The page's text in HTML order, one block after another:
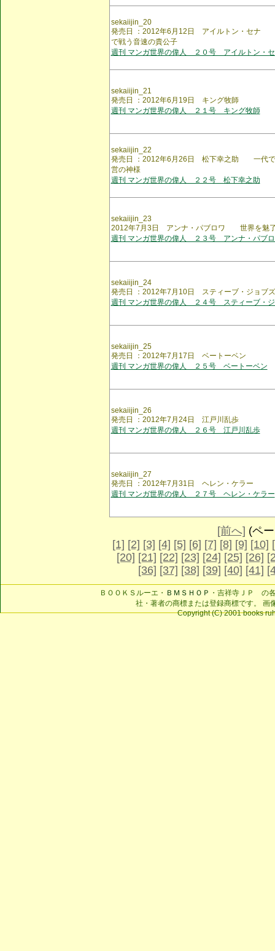
sekaiijin_20
発売日 ：2012年6月12日 アイルトン・セナ
で戦う音速の貴公子
週刊 マンガ世界の偉人 ２０号 アイルトン・
sekaiijin_21
発売日 ：2012年6月19日 キング牧師
週刊 マンガ世界の偉人 ２１号 キング牧師
sekaiijin_22
発売日 ：2012年6月26日 松下幸之助 一代で
営の神様
週刊 マンガ世界の偉人 ２２号 松下幸之助
sekaiijin_23
2012年7月3日 アンナ・パブロワ 世界を魅了
週刊 マンガ世界の偉人 ２３号 アンナ・パブ
sekaiijin_24
発売日 ：2012年7月10日 スティーブ・ジョブズ
週刊 マンガ世界の偉人 ２４号 スティーブ・
sekaiijin_25
発売日 ：2012年7月17日 ベートーベン
週刊 マンガ世界の偉人 ２５号 ベートーベン
sekaiijin_26
発売日 ：2012年7月24日 江戸川乱歩
週刊 マンガ世界の偉人 ２６号 江戸川乱歩
sekaiijin_27
発売日 ：2012年7月31日 ヘレン・ケラー
週刊 マンガ世界の偉人 ２７号 ヘレン・ケラー
[前へ] (ペ
[1] [2] [3] [4] [5] [6] [7] [8] [9] [10]
[20] [21] [22] [23] [24] [25] [26]
[36] [37] [38] [39] [40] [41]
ＢＯＯＫＳルーエ・ ＢＭＳＨＯＰ ・吉祥寺ＪＰ の
社・著者の商標または登録商標です。 画
Copyright (C) 2001 books